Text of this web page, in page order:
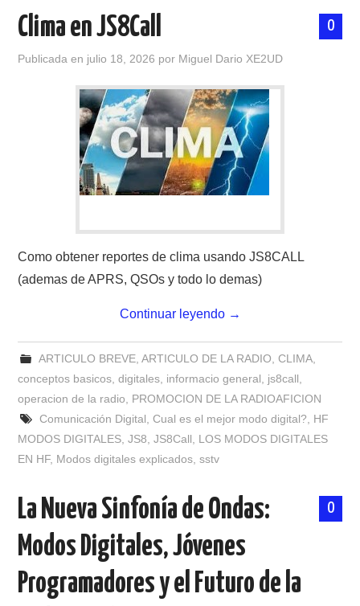
CONTACTO
HISTORIA DE LA RADIO
IMÁGENES CRECJ
LITERATURA DE LA RADIO
MORSE CW APRENDE Y MAS
NUESTRAS ACTIVIDADES !
PATROCINADORES
PLAN DE BANDAS DE
RADIOAFICIONADOS EN MEXICO
PROMOCIÓN DE LA RADIO AFICIÓN
0
Clima en JS8Call
Publicada en julio 18, 2026 por Miguel Dario XE2UD
Como obtener reportes de clima usando JS8CALL
(ademas de APRS, QSOs y todo lo demas)
Continuar leyendo →
ARTICULO BREVE, ARTICULO DE LA RADIO, CLIMA,
conceptos basicos,digitales, informacio general, js8call,
operacion de la radio, PROMOCION DE LA RADIOAFICION
Comunicación Digital, Cual es el mejor modo digital?, HF
MODOS DIGITALES,JS8,JS8Call, LOS MODOS DIGITALES
EN HF, Modos digitales explicados,sstv
0
La Nueva Sinfonía de Ondas:
Modos Digitales, Jóvenes
Programadores y el Futuro de la